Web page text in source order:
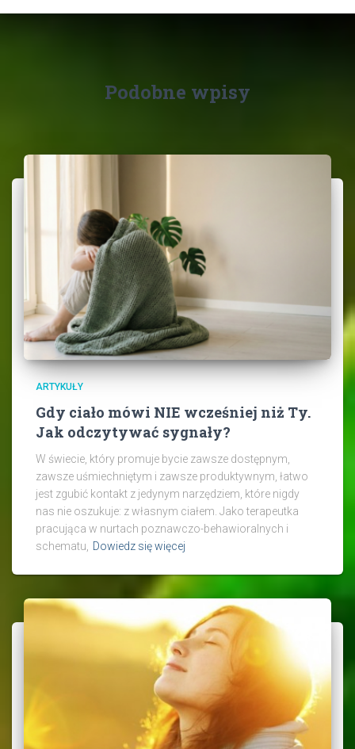
Podobne wpisy
ARTYKUŁY
Gdy ciało mówi NIE wcześniej niż Ty.
Jak odczytywać sygnały?
W świecie, który promuje bycie zawsze dostępnym,
zawsze uśmiechniętym i zawsze produktywnym, łatwo
jest zgubić kontakt z jedynym narzędziem, które nigdy
nas nie oszukuje: z własnym ciałem. Jako terapeutka
pracująca w nurtach poznawczo-behawioralnych i
schematu,
Dowiedz się więcej